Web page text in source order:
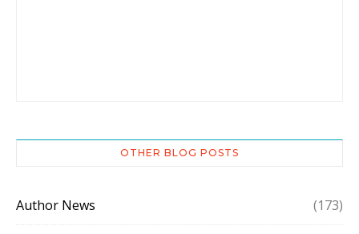
OTHER BLOG POSTS
Author News (173)